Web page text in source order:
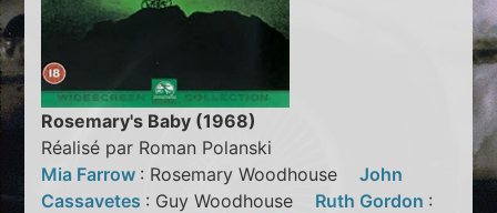
Rosemary's Baby (1968)
Réalisé par Roman Polanski
Mia Farrow : Rosemary WoodhouseJohn
Cassavetes : Guy Woodhouse Ruth Gordon :